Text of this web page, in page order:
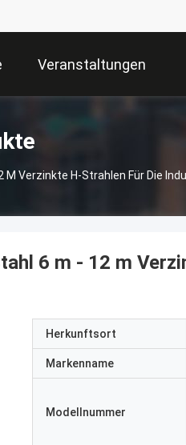
Veranstaltungen
Verzinkte H-Strahlen Für Die
6 m - 12 m
Herkunftsort
Markenname
Modellnummer